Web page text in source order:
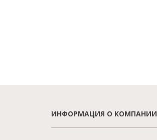
ИНФОРМАЦИЯ О КОМПАНИИ